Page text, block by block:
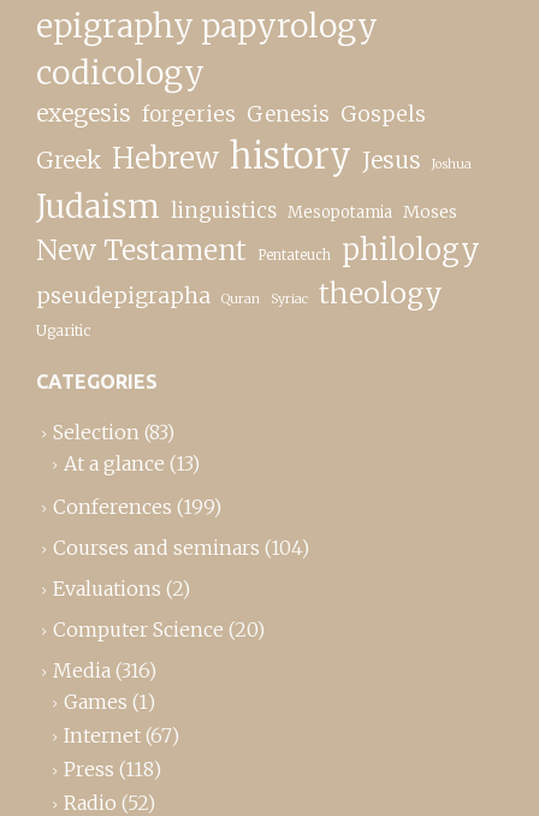
epigraphy papyrology
codicology
exegesis forgeries Genesis Gospels
Greek Hebrew history Jesus Joshua
Judaism linguistics Mesopotamia Moses
New Testament Pentateuch philology
pseudepigrapha Quran Syriac theology
Ugaritic
CATEGORIES
Selection (83)
At a glance (13)
Conferences (199)
Courses and seminars (104)
Evaluations (2)
Computer Science (20)
Media (316)
Games (1)
Internet (67)
Press (118)
Radio (52)